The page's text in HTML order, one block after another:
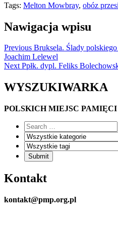
Tags: Melton Mowbray, obóz
Nawigacja wpisu
Previous Bruksela. Ślady
Joachim Lelewel
Next Ppłk. dypl. Feliks
WYSZUKIWARKA
POLSKICH MIEJSC PAMIĘCI
Kontakt
kontakt@pmp.org.pl